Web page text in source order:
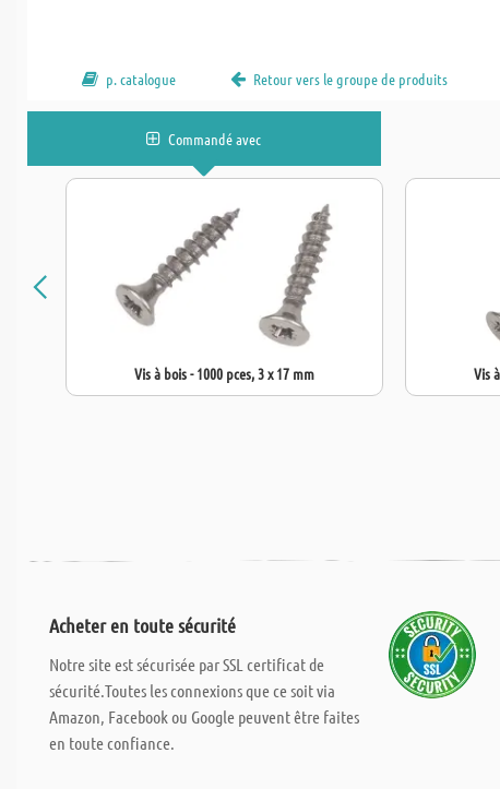
p. catalogue Retour vers le groupe de produits
Commandé avec
Vis à bois - 1000 pces, 3 x 17 mm Vis
Acheter en toute sécurité
Notre site est sécurisée par SSL certificat de
sécurité.Toutes les connexions que ce soit via
Amazon, Facebook ou Google peuvent être faites
en toute confiance.